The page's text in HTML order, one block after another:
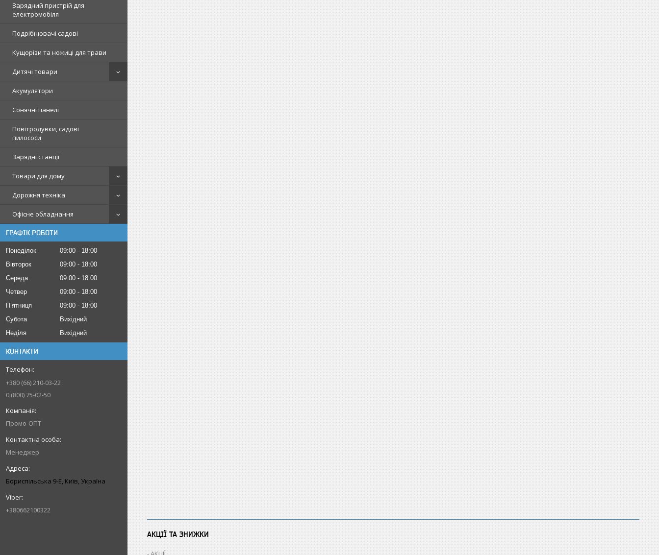
Зарядний пристрій для
електромобіля
Подрібнювачі садові
Кущорізи та ножиці для трави
Дитячі товари
Акумулятори
Сонячні панелі
Повітродувки, садові
пилососи
Зарядні станції
Товари для дому
Дорожня техніка
Офісне обладнання
ГРАФІК РОБОТИ
Понеділок 09:00
18:00
Вівторок
09:00
18:00
Середа
09:00
18:00
Четвер
09:00
18:00
Пʼятниця
09:00
18:00
Субота
Вихідний
Неділя
Вихідний
КОНТАКТИ
+380 (66) 210-03-22
0 (800) 75-02-50
Промо-ОПТ
Менеджер
Бориспільська 9-Е, Київ, Україна
+380662100322
АКЦІЇ ТА ЗНИЖКИ